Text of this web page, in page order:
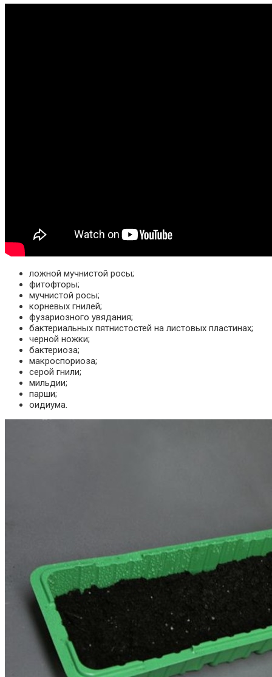
ложной мучнистой росы;
фитофторы;
мучнистой росы;
корневых гнилей;
фузариозного увядания;
бактериальных пятнистостей на листовых пластинах;
черной ножки;
бактериоза;
макроспориоза;
серой гнили;
мильдии;
парши;
оидиума.